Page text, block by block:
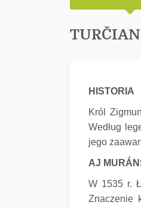
HISTORIA
Król
Według
jego
AJ
W 1535 r.
Znaczenie